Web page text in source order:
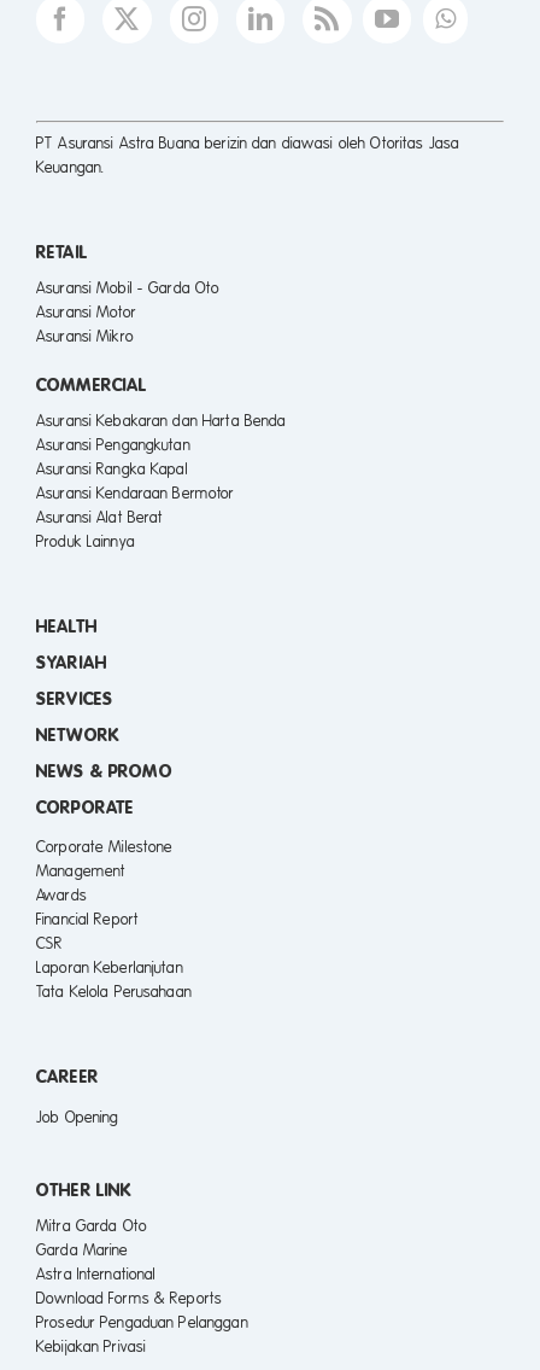
PT Asuransi Astra Buana berizin dan diawasi oleh Otoritas Jasa
Keuangan.
RETAIL
Asuransi Mobil - Garda Oto
Asuransi Motor
Asuransi Mikro
COMMERCIAL
Asuransi Kebakaran dan Harta Benda
Asuransi Pengangkutan
Asuransi Rangka Kapal
Asuransi Kendaraan Bermotor
Asuransi Alat Berat
Produk Lainnya
HEALTH
SYARIAH
SERVICES
NETWORK
NEWS & PROMO
CORPORATE
Corporate Milestone
Management
Awards
Financial Report
CSR
Laporan Keberlanjutan
Tata Kelola Perusahaan
CAREER
Job Opening
OTHER LINK
Mitra Garda Oto
Garda Marine
Astra International
Download Forms & Reports
Prosedur Pengaduan Pelanggan
Kebijakan Privasi